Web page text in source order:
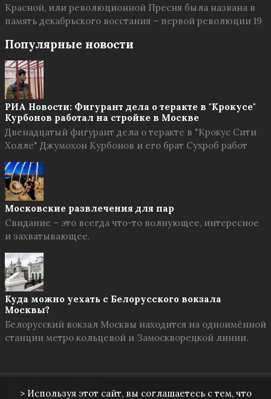
Красной, или революционной Пресня была названа в
память декабрьского восстания – первой революции 19
Популярные новости
РИА Новости: Фигурант дела о теракте в "Крокусе"
Курбонов работал на стройке в Москве
Двенадцатый фигурант дела о теракте в "Крокус Сити
Холле" Джумохон Курбонов и его брат Сухроб работ
Московские развлечения для пар
Свидание – это всегда что-то волнующее, интересное
и захватывающее.
Куда можно уехать с Белорусского вокзала
Москвы?
Белорусский вокзал Москвы находится на одноимённой
станции метро кольцевой и Замоскворецкой линии.
Твоя Москва © 2026
> Используя этот сайт, вы соглашаетесь с тем, что